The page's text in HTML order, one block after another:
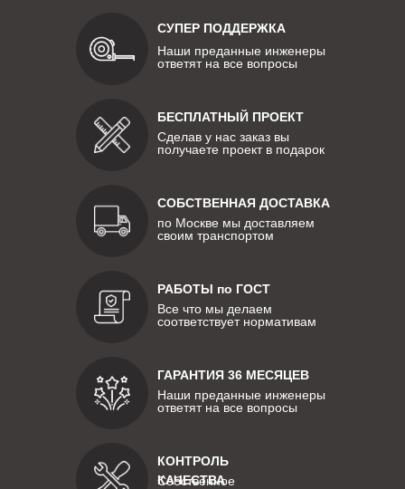
СУПЕР ПОДДЕРЖКА
Наши преданные инженеры
ответят на все вопросы
БЕСПЛАТНЫЙ ПРОЕКТ
Сделав у нас заказ вы
получаете проект в подарок
СОБСТВЕННАЯ ДОСТАВКА
по Москве мы доставляем
своим транспортом
РАБОТЫ по ГОСТ
Все что мы делаем
соответствует нормативам
КОНТРОЛЬ
КАЧЕСТВА
Собственное
ГАРАНТИЯ 36 МЕСЯЦЕВ
Наши преданные инженеры
ответят на все вопросы